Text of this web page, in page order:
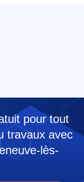
pour tout
travaux avec
lès-